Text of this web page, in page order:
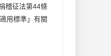
稽征法第44條
用標準」有關